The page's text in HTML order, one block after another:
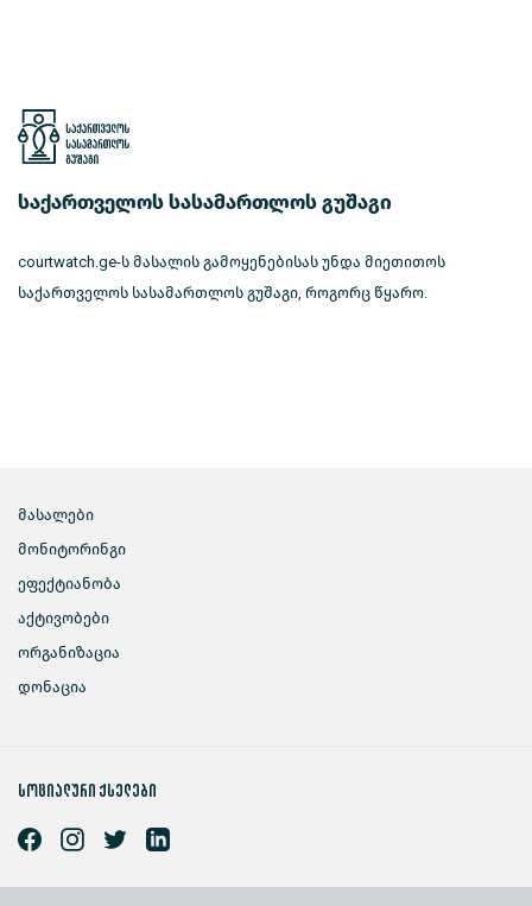
საქართველოს სასამართლოს გუშაგი
courtwatch.ge-ს მასალის გამოყენებისას უნდა მიეთითოს
საქართველოს სასამართლოს გუშაგი, როგორც წყარო.
მასალები
მონიტორინგი
ეფექტიანობა
აქტივობები
ორგანიზაცია
დონაცია
სოციალური ქსელები